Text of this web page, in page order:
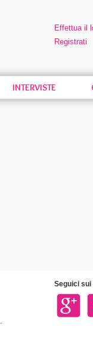
Effettua il
Registrati
INTERVISTE
Seguici sui